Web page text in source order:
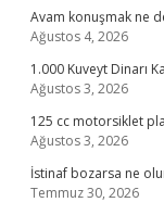
Avam konuşmak ne
Ağustos 4, 2026
1.000 Kuveyt Dinarı
Ağustos 3, 2026
125 cc motorsiklet
Ağustos 3, 2026
İstinaf bozarsa ne
Temmuz 30, 2026